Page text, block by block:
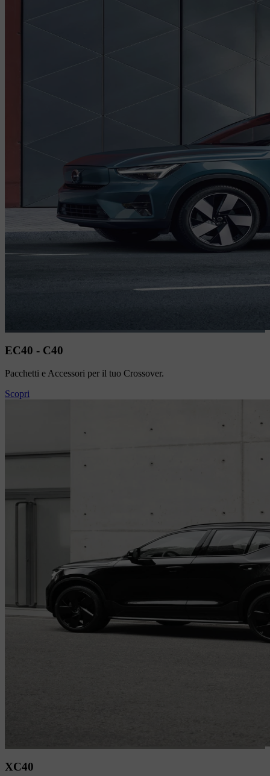
EC40 - C40
Pacchetti e Accessori per il tuo Crossover.
Scopri
XC40